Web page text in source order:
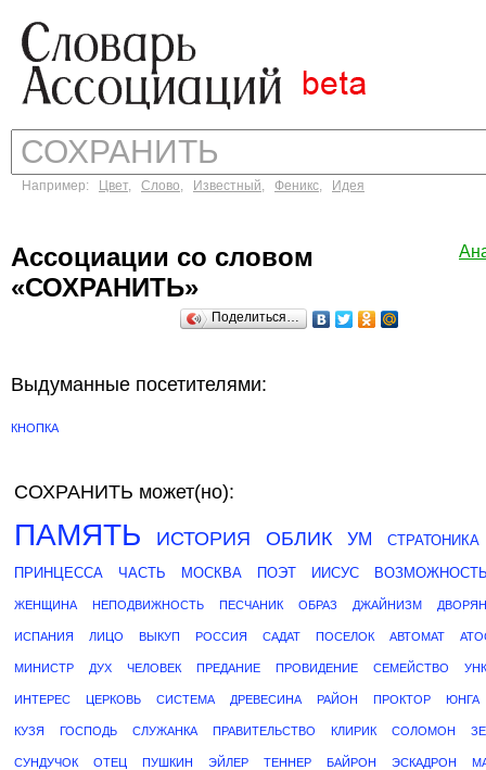
Например: Цвет, Слово, Известный, Феникс, Идея
Ассоциации со словом
«СОХРАНИТЬ»
Поделиться…
Выдуманные посетителями:
КНОПКА
СОХРАНИТЬ может(но):
ПАМЯТЬ ИСТОРИЯ ОБЛИК УМ
СТРАТОНИКА
ПРИНЦЕССА
ЧАСТЬ МОСКВА ПОЭТ ИИСУС
ЖЕНЩИНА НЕПОДВИЖНОСТЬ ПЕСЧАНИК ОБРАЗ ДЖАЙНИЗМ
ИСПАНИЯ ЛИЦО ВЫКУП РОССИЯ САДАТ ПОСЕЛОК АВТОМАТ
МИНИСТР ДУХ ЧЕЛОВЕК ПРЕДАНИЕ ПРОВИДЕНИЕ СЕМЕЙСТВО
ИНТЕРЕС ЦЕРКОВЬ СИСТЕМА ДРЕВЕСИНА РАЙОН ПРОКТОР ЮНГА
КУЗЯ ГОСПОДЬ СЛУЖАНКА ПРАВИТЕЛЬСТВО КЛИРИК СОЛОМОН
СУНДУЧОК ОТЕЦ ПУШКИН ЭЙЛЕР ТЕННЕР БАЙРОН ЭСКАДРОН